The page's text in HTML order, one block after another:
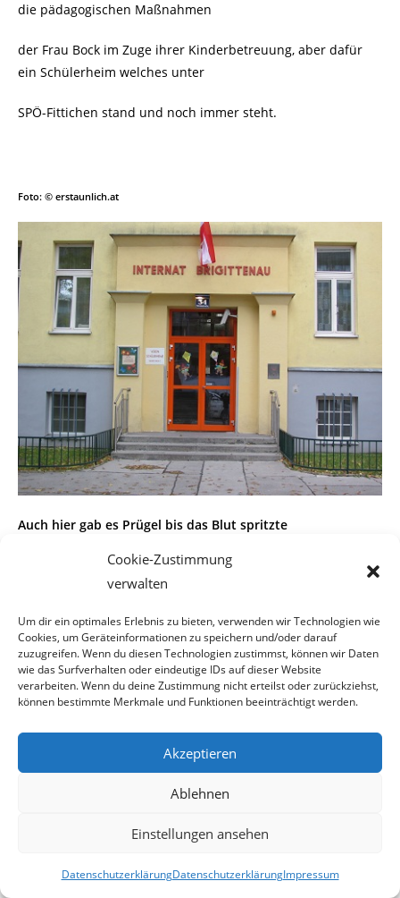
Cookie-Zustimmung
verwalten
Um dir ein optimales Erlebnis zu bieten, verwenden wir Technologien wie
Cookies, um Geräteinformationen zu speichern und/oder darauf
zuzugreifen. Wenn du diesen Technologien zustimmst, können wir Daten
wie das Surfverhalten oder eindeutige IDs auf dieser Website
verarbeiten. Wenn du deine Zustimmung nicht erteilst oder zurückziehst,
können bestimmte Merkmale und Funktionen beeinträchtigt werden.
Akzeptieren
Ablehnen
Einstellungen ansehen
DatenschutzerklärungDatenschutzerklärungImpressum
die pädagogischen Maßnahmen
der Frau Bock im Zuge ihrer Kinderbetreuung, aber dafür
ein Schülerheim welches unter
SPÖ-Fittichen stand und noch immer steht.
Foto: © erstaunlich.at
Auch hier gab es Prügel bis das Blut spritzte
ungenannt bleiben will und so
einiges zu erzählen hatte. Er war von 1966 bis1969
Schülerheim Stromstraße 34, im
20. Wiener Gemeindebezirk untergebracht.
waren und mit ihren Waren
halb Europa bereisten. Dieses Heim war kein